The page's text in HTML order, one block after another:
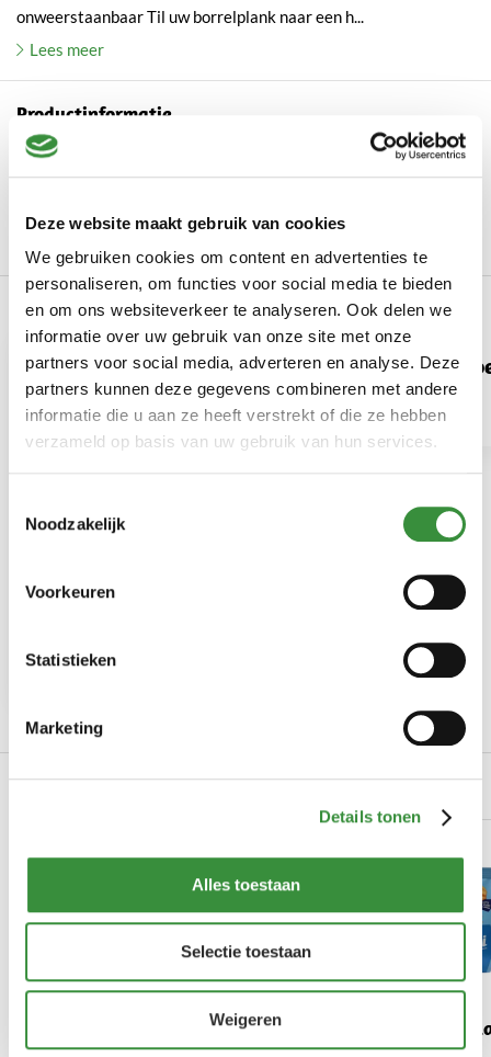
Deze website maakt gebruik van cookies
We gebruiken cookies om content en advertenties te
personaliseren, om functies voor social media te bieden
en om ons websiteverkeer te analyseren. Ook delen we
informatie over uw gebruik van onze site met onze
partners voor social media, adverteren en analyse. Deze
partners kunnen deze gegevens combineren met andere
informatie die u aan ze heeft verstrekt of die ze hebben
verzameld op basis van uw gebruik van hun services.
Noodzakelijk
Voorkeuren
Statistieken
Marketing
Details tonen
Alles toestaan
Selectie toestaan
Weigeren
onweerstaanbaar Til uw borrelplank naar een h...
Lees meer
Productinformatie
Art.nr.
Onze producten in dit artikel
7x de lekkerste
Hoogendoorn Kaas!
Alles wat je
over tapenade
Gerelateerde producten
Pavesi Mais Pavesi